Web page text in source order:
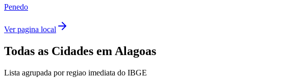
Penedo
Ver pagina local
Todas as Cidades em Alagoas
Lista agrupada por regiao imediata do IBGE